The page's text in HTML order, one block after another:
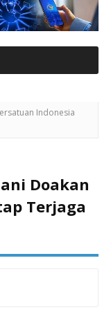
Indonesia
Doakan
Terjaga